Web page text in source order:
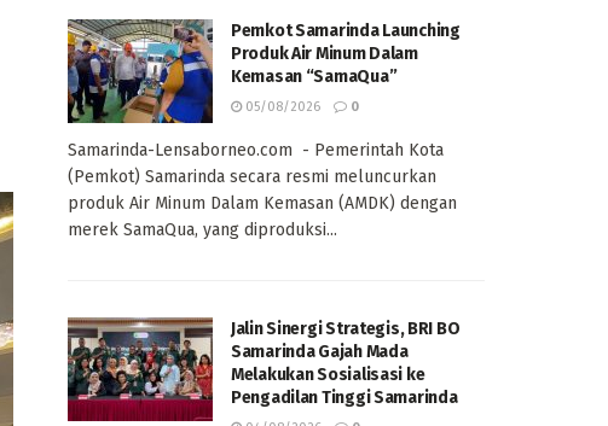
Pemkot Samarinda Launching
Produk Air Minum Dalam
Kemasan “SamaQua”
05/08/2026 0
Samarinda-Lensaborneo.com - Pemerintah Kota
(Pemkot) Samarinda secara resmi meluncurkan
produk Air Minum Dalam Kemasan (AMDK) dengan
merek SamaQua, yang diproduksi...
Jalin Sinergi Strategis, BRI BO
Samarinda Gajah Mada
Melakukan Sosialisasi ke
Pengadilan Tinggi Samarinda